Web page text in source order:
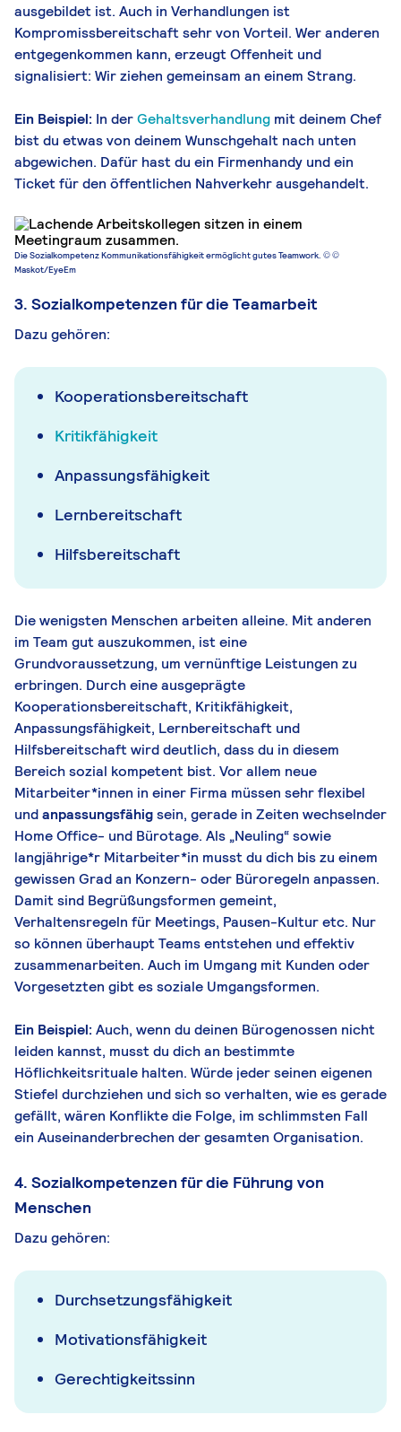
ausgebildet ist. Auch in Verhandlungen ist
Kompromissbereitschaft sehr von Vorteil. Wer anderen
entgegenkommen kann, erzeugt Offenheit und
signalisiert: Wir ziehen gemeinsam an einem Strang.
Ein Beispiel: In derGehaltsverhandlung mit deinem Chef
bist du etwas von deinem Wunschgehalt nach unten
abgewichen. Dafür hast du ein Firmenhandy und ein
Ticket für den öffentlichen Nahverkehr ausgehandelt.
Die Sozialkompetenz Kommunikationsfähigkeit ermöglicht gutes Teamwork. © ©
Maskot/EyeEm
3. Sozialkompetenzen für die Teamarbeit
Dazu gehören:
Kooperationsbereitschaft
Kritikfähigkeit
Anpassungsfähigkeit
Lernbereitschaft
Hilfsbereitschaft
Die wenigsten Menschen arbeiten alleine. Mit anderen
im Team gut auszukommen, ist eine
Grundvoraussetzung, um vernünftige Leistungen zu
erbringen. Durch eine ausgeprägte
Kooperationsbereitschaft, Kritikfähigkeit,
Anpassungsfähigkeit, Lernbereitschaft und
Hilfsbereitschaft wird deutlich, dass du in diesem
Bereich sozial kompetent bist. Vor allem neue
Mitarbeiter*innen in einer Firma müssen sehr flexibel
undanpassungsfähigsein, gerade in Zeiten wechselnder
Home Office- und Bürotage. Als „Neuling“ sowie
langjährige*r Mitarbeiter*in musst du dich bis zu einem
gewissen Grad an Konzern- oder Büroregeln anpassen.
Damit sind Begrüßungsformen gemeint,
Verhaltensregeln für Meetings, Pausen-Kultur etc. Nur
so können überhaupt Teams entstehen und effektiv
zusammenarbeiten. Auch im Umgang mit Kunden oder
Vorgesetzten gibt es soziale Umgangsformen.
Ein Beispiel: Auch, wenn du deinen Bürogenossen nicht
leiden kannst, musst du dich an bestimmte
Höflichkeitsrituale halten. Würde jeder seinen eigenen
Stiefel durchziehen und sich so verhalten, wie es gerade
gefällt, wären Konflikte die Folge, im schlimmsten Fall
ein Auseinanderbrechen der gesamten Organisation.
4. Sozialkompetenzen für die Führung von
Menschen
Dazu gehören:
Durchsetzungsfähigkeit
Motivationsfähigkeit
Gerechtigkeitssinn